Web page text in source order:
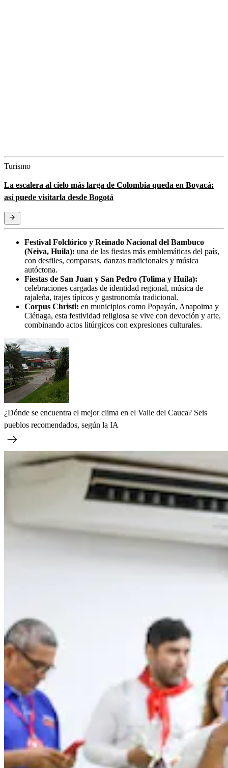
Turismo
La escalera al cielo más larga de Colombia queda en Boyacá:
así puede visitarla desde Bogotá
Festival Folclórico y Reinado Nacional del Bambuco
(Neiva, Huila): una de las fiestas más emblemáticas del país,
con desfiles, comparsas, danzas tradicionales y música
autóctona.
Fiestas de San Juan y San Pedro (Tolima y Huila):
celebraciones cargadas de identidad regional, música de
rajaleña, trajes típicos y gastronomía tradicional.
Corpus Christi: en municipios como Popayán, Anapoima y
Ciénaga, esta festividad religiosa se vive con devoción y arte,
combinando actos litúrgicos con expresiones culturales.
¿Dónde se encuentra el mejor clima en el Valle del Cauca? Seis
pueblos recomendados, según la IA